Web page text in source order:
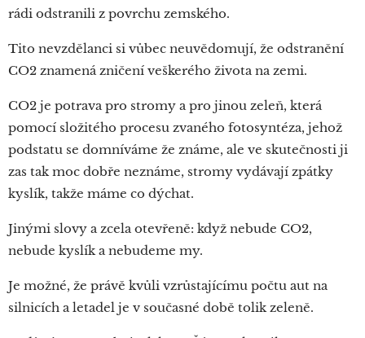
rádi odstranili z povrchu zemského.
Tito nevzdělanci si vůbec neuvědomují, že odstranění
CO2 znamená zničení veškerého života na zemi.
CO2 je potrava pro stromy a pro jinou zeleň, která
pomocí složitého procesu zvaného fotosyntéza, jehož
podstatu se domníváme že známe, ale ve skutečnosti ji
zas tak moc dobře neznáme, stromy vydávají zpátky
kyslík, takže máme co dýchat.
Jinými slovy a zcela otevřeně: když nebude CO2,
nebude kyslík a nebudeme my.
Je možné, že právě kvůli vzrůstajícímu počtu aut na
silnicích a letadel je v současné době tolik zeleně.